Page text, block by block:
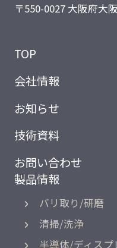
〒550-0027 大阪府大
TOP
会社情報
お知らせ
技術資料
お問い合わせ
製品情報
バリ取り/研磨
清掃/洗浄
半導体/ディスプ